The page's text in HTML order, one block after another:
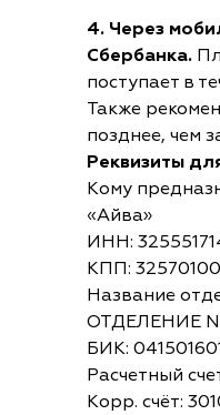
4. Через
Сбербанка.
поступает в
Также
позднее, чем
Реквизиты
Кому
«Айва»
ИНН:
КПП:
Название
ОТДЕЛЕНИЕ
БИК:
Расчетный
Корр. счёт: